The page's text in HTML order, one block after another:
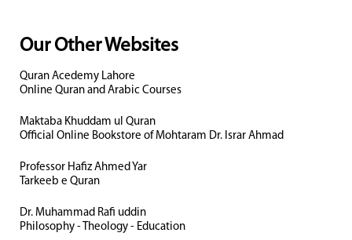
Our Other Websites
Quran Acedemy Lahore
Online Quran and Arabic Courses
Maktaba Khuddam ul Quran
Official Online Bookstore of Mohtaram Dr. Israr Ahmad
Professor Hafiz Ahmed Yar
Tarkeeb e Quran
Dr. Muhammad Rafi uddin
Philosophy - Theology - Education